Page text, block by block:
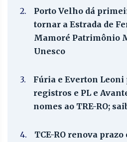
2.
Porto Velho dá
tornar a Estrada de
Mamoré Patrimônio
Unesco
3.
Fúria e Everton
registros e PL e
nomes ao TRE-RO;
4.
TCE-RO renova